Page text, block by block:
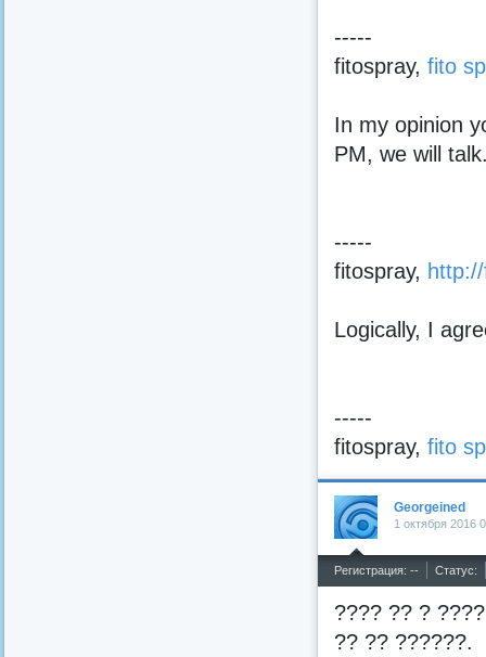
-----
fitospray, fito
In my opinion
PM, we will
-----
fitospray,
Logically, I
-----
fitospray, fito
Georgeined
1 октября 2016
Регистрация: -- Статус:
???? ?? ?
?? ?? ??????.